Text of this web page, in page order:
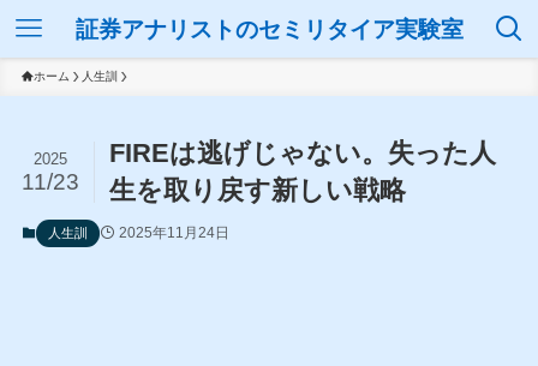
証券アナリストのセミリタイア実験室
ホーム 人生訓
FIREは逃げじゃない。失った人
生を取り戻す新しい戦略
2025
11/23
人生訓 2025年11月24日